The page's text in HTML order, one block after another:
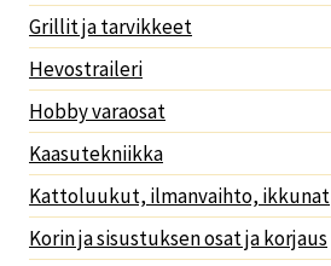
Grillit ja tarvikkeet
Hevostraileri
Hobby varaosat
Kaasutekniikka
Kattoluukut, ilmanvaihto, ikkunat
Korin ja sisustuksen osat ja korjaus